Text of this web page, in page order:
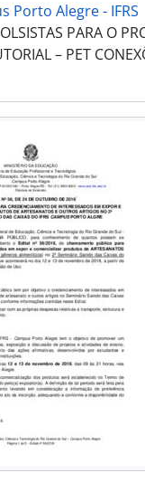
Porto Alegre - IFRS
PARA O
– PET